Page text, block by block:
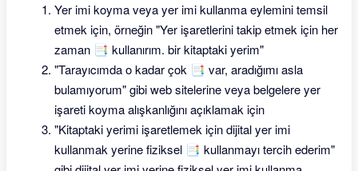
Yer imi koyma veya yer imi kullanma eylemini temsil
etmek için, örneğin "Yer işaretlerini takip etmek için her
zaman 📑 kullanırım. bir kitaptaki yerim"
"Tarayıcımda o kadar çok 📑 var, aradığımı asla
bulamıyorum" gibi web sitelerine veya belgelere yer
işareti koyma alışkanlığını açıklamak için
"Kitaptaki yerimi işaretlemek için dijital yer imi
kullanmak yerine fiziksel 📑 kullanmayı tercih ederim"